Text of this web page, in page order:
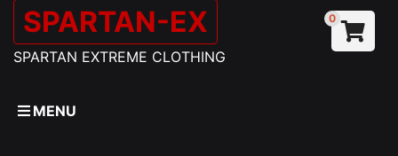
SPARTAN-EX
SPARTAN EXTREME CLOTHING
0
MENU